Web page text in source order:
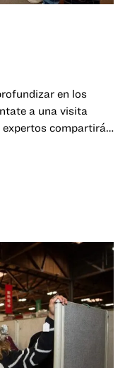
en los
a una visita
expertos compartirán
del OMCA.